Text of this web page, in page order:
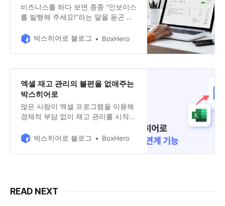
비즈니스를 하다 보면 종종 “인보이스
를 발행해 주세요!”라는 말을 듣곤 하
인보이스에 꼭 들어가야 하는 항목,
로그에서 쉽고 자세하게 알려드릴게
박스히어로 블로그 BoxHero
엑셀 재고 관리의 불편을 없애주는
박스히어로
많은 사람이 엑셀 프로그램을 이용해
경제적 부담 없이 재고 관리를 시작해
결과를 얻을 수 있어 편리하죠. 그러
사람 중에는 불편을 느끼는 사람들도
박스히어로 블로그 BoxHero
READ NEXT